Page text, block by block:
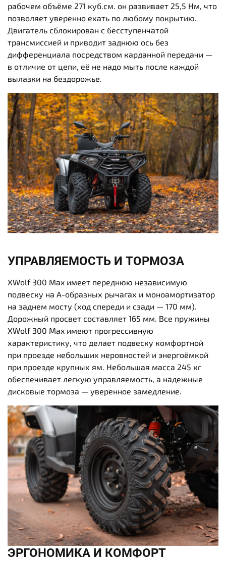
рабочем объёме 271 куб.см. он развивает 25,5 Нм, что
позволяет уверенно ехать по любому покрытию.
Двигатель сблокирован с бесступенчатой
трансмиссией и приводит заднюю ось без
дифференциала посредством карданной передачи —
в отличие от цепи, её не надо мыть после каждой
вылазки на бездорожье.
УПРАВЛЯЕМОСТЬ И ТОРМОЗА
XWolf 300 Max имеет переднюю независимую
подвеску на А-образных рычагах и моноамортизатор
на заднем мосту (ход спереди и сзади — 170 мм).
Дорожный просвет составляет 165 мм. Все пружины
XWolf 300 Max имеют прогрессивную
характеристику, что делает подвеску комфортной
при проезде небольших неровностей и энергоёмкой
при проезде крупных ям. Небольшая масса 245 кг
обеспечивает легкую управляемость, а надежные
дисковые тормоза — уверенное замедление.
ЭРГОНОМИКА И КОМФОРТ